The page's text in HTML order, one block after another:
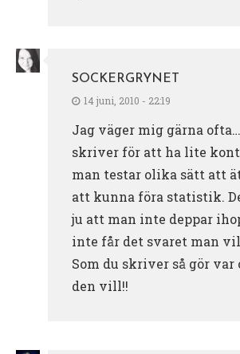
SOCKERGRYNET
14 juni, 2010 - 22:19
Jag väger mig gärna
skriver för att ha lite
man testar olika sätt att
att kunna föra statistik.
ju att man inte deppar
inte får det svaret man
Som du skriver så gör var
den vill!!